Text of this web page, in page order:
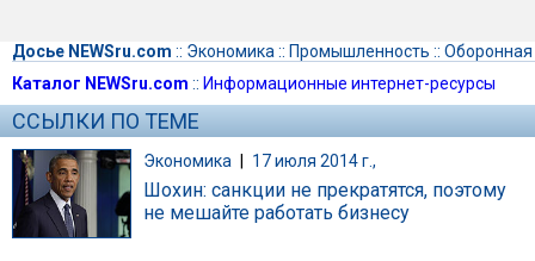
Досье NEWSru.com :: Экономика :: Промышленность :: Оборонная
Каталог NEWSru.com :: Информационные интернет-ресурсы
ССЫЛКИ ПО ТЕМЕ
Экономика | 17 июля 2014 г.,
Шохин: санкции не прекратятся, поэтому
не мешайте работать бизнесу